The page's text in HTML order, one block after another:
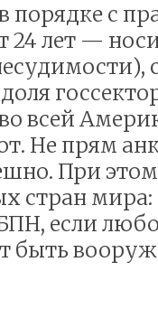
порядке с
24 лет —
всей
Не прям
При
стран мира:
если
быть